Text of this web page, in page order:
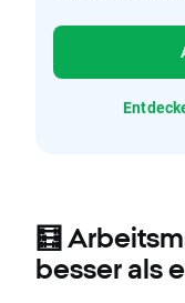
🧮
besser als